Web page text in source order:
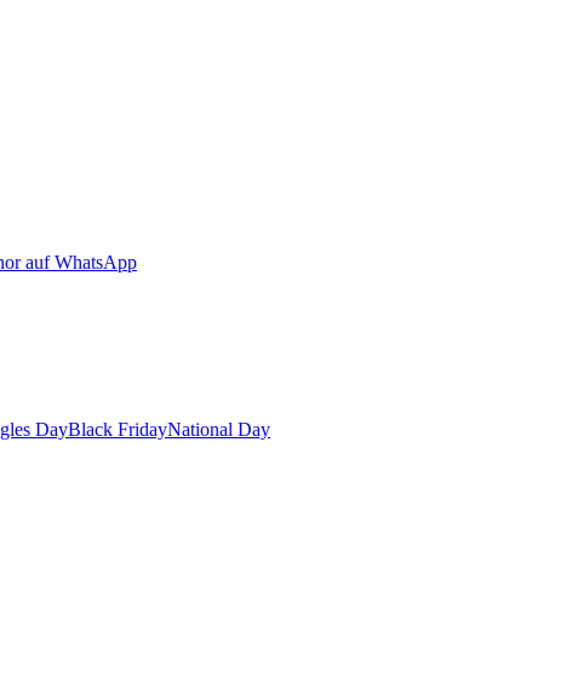
auf WhatsApp
DayBlack FridayNational Day